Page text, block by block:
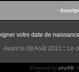
-
votre date de
Avant le 09 Août 2013 :: Le
Powered by phpBB